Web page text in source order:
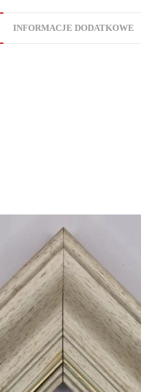
INFORMACJE DODATKOWE